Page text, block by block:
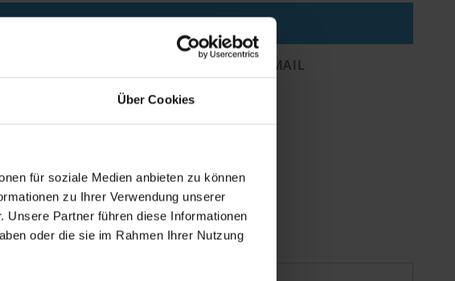
Über Cookies
für soziale Medien anbieten zu können
zu Ihrer Verwendung unserer
Unsere Partner führen diese Informationen
oder die sie im Rahmen Ihrer Nutzung
In den Warenkorb
WUNSCHLISTE HINZUFÜGEN E-MAIL
Wir machen es passend!
auf Dein Wunschmaß.
diesen Artikel auf Dein Maß zu.
Zuschnitt nach Maß